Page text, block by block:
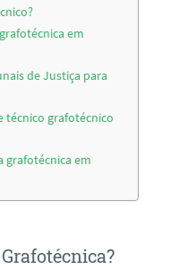
em
de Justiça para
técnico grafotécnico
grafotécnica em